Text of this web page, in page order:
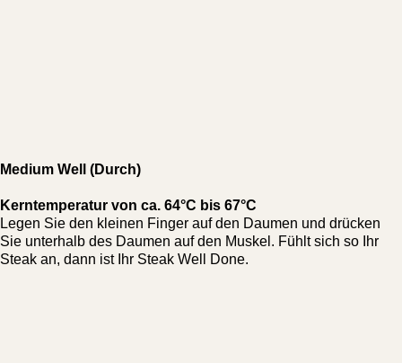
Medium Well (Durch)
Kerntemperatur von ca. 64°C bis 67°C
Legen Sie den kleinen Finger auf den Daumen und drücken
Sie unterhalb des Daumen auf den Muskel. Fühlt sich so Ihr
Steak an, dann ist Ihr Steak Well Done.